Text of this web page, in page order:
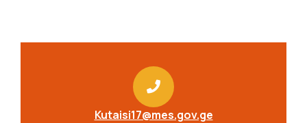
Kutaisi17@mes.gov.ge